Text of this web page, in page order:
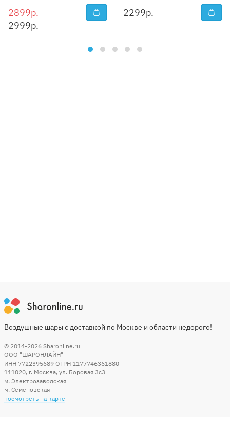
2899р.
2999р.
2299р.
Воздушные шары с доставкой по Москве и области недорого!
© 2014-2026 Sharonline.ru
ООО "ШАРОНЛАЙН"
ИНН 7722395689 ОГРН 1177746361880
111020, г. Москва, ул. Боровая 3c3
м. Электрозаводская
м. Семеновская
посмотреть на карте